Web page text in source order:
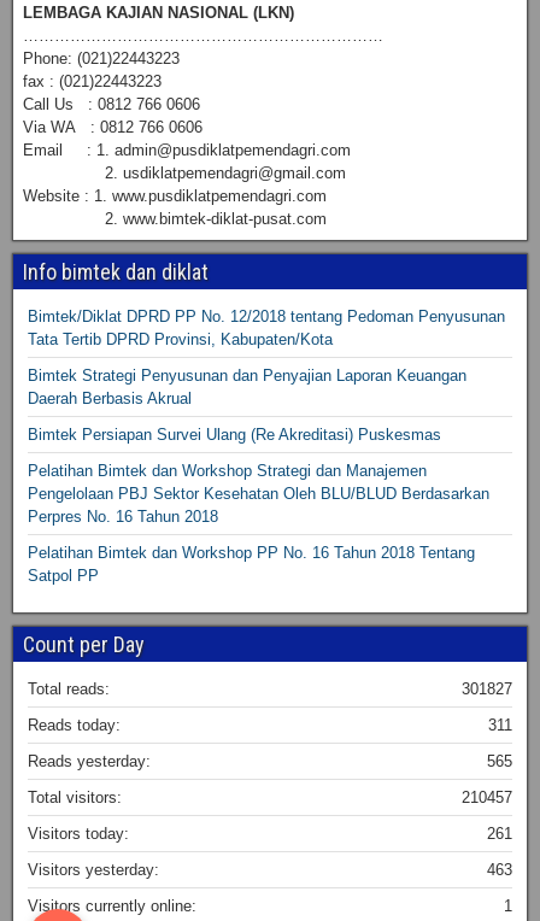
LEMBAGA KAJIAN NASIONAL (LKN)
Phone: (021)22443223
fax : (021)22443223
Call Us : 0812 766 0606
Via WA : 0812 766 0606
Email : 1. admin@pusdiklatpemendagri.com
2. usdiklatpemendagri@gmail.com
Website : 1. www.pusdiklatpemendagri.com
2. www.bimtek-diklat-pusat.com
Info bimtek dan diklat
Bimtek/Diklat DPRD PP No. 12/2018 tentang Pedoman Penyusunan
Tata Tertib DPRD Provinsi, Kabupaten/Kota
Bimtek Strategi Penyusunan dan Penyajian Laporan Keuangan
Daerah Berbasis Akrual
Bimtek Persiapan Survei Ulang (Re Akreditasi) Puskesmas
Pelatihan Bimtek dan Workshop Strategi dan Manajemen
Pengelolaan PBJ Sektor Kesehatan Oleh BLU/BLUD Berdasarkan
Perpres No. 16 Tahun 2018
Pelatihan Bimtek dan Workshop PP No. 16 Tahun 2018 Tentang
Satpol PP
Count per Day
301827
Total reads:
311
Reads today:
565
Reads yesterday:
210457
Total visitors:
261
Visitors today:
463
Visitors yesterday:
1
Visitors currently online: